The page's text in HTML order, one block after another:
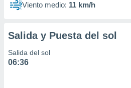
Viento medio: 11 km/h
Salida y Puesta del sol
Salida del sol
06:36